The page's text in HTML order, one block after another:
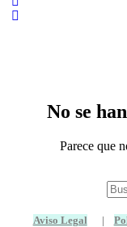
No se
Parece que
Aviso Legal |